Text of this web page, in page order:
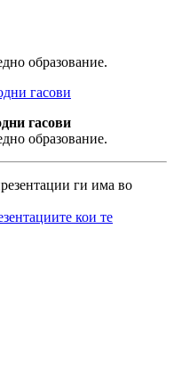
образование.
гасови
образование.
ги има во
кои те